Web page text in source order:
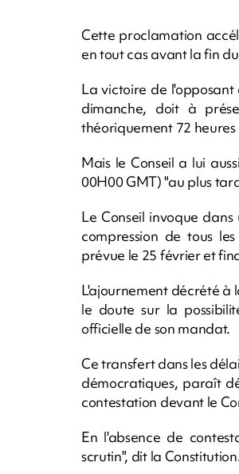
Cette proclamation
en tout cas avant la fin
La victoire de
dimanche, doit à
théoriquement 72
Mais le Conseil a lui
00H00 GMT) "au plus
Le Conseil invoque
compression de tous
prévue le 25 février et
L'ajournement décrété à
le doute sur la
officielle de son mandat.
Ce transfert dans les
démocratiques, paraît
contestation devant le
En l'absence de
scrutin", dit la